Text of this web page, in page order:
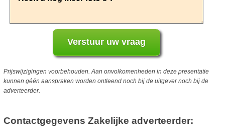
Prijswijzigingen voorbehouden. Aan onvolkomenheden in deze presentatie
kunnen géén aanspraken worden ontleend noch bij de uitgever noch bij de
adverteerder.
Contactgegevens Zakelijke adverteerder: